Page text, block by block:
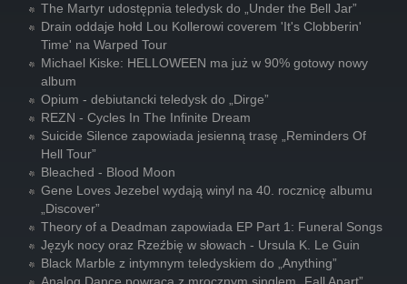
The Martyr udostępnia teledysk do „Under the Bell Jar”
Drain oddaje hołd Lou Kollerowi coverem 'It's Clobberin'
Time' na Warped Tour
Michael Kiske: HELLOWEEN ma już w 90% gotowy nowy
album
Opium - debiutancki teledysk do „Dirge”
REZN - Cycles In The Infinite Dream
Suicide Silence zapowiada jesienną trasę „Reminders Of
Hell Tour”
Bleached - Blood Moon
Gene Loves Jezebel wydają winyl na 40. rocznicę albumu
„Discover”
Theory of a Deadman zapowiada EP Part 1: Funeral Songs
Język nocy oraz Rzeźbię w słowach - Ursula K. Le Guin
Black Marble z intymnym teledyskiem do „Anything”